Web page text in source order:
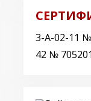
3-A-02-11 №
42 №